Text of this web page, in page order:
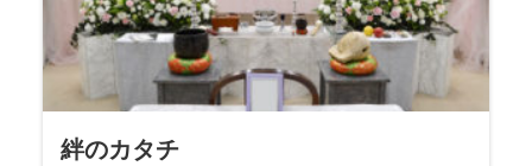
絆のカタチ